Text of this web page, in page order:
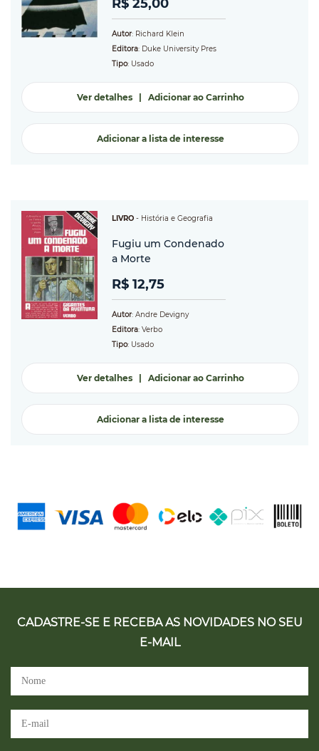
R$ 25,00
Autor: Richard Klein
Editora: Duke University Pres
Tipo: Usado
Ver detalhes| Adicionar ao Carrinho
Adicionar a lista de interesse
LIVRO - História e Geografia
Fugiu um Condenado
a Morte
R$ 12,75
Autor: Andre Devigny
Editora: Verbo
Tipo: Usado
Ver detalhes| Adicionar ao Carrinho
Adicionar a lista de interesse
CADASTRE-SE E RECEBA AS NOVIDADES NO SEU
E-MAIL